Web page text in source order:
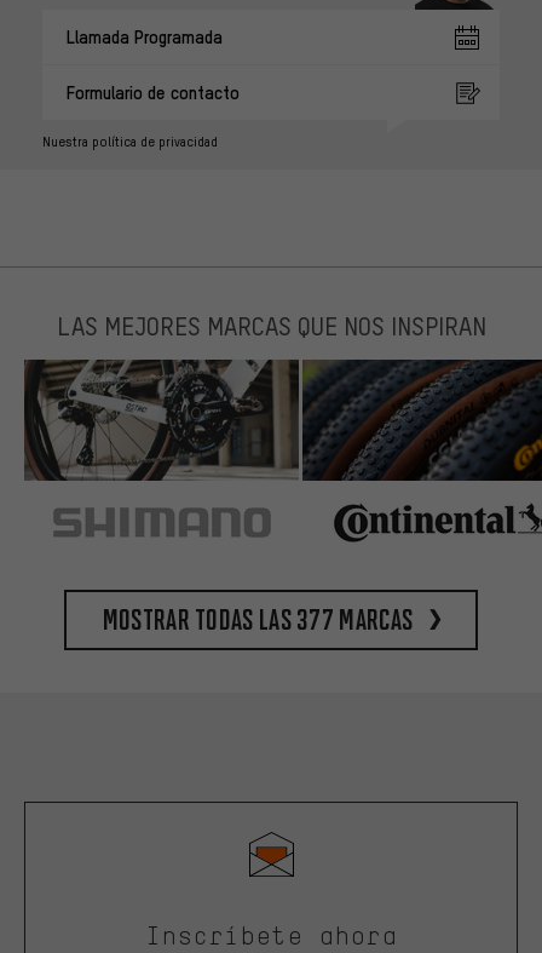
Llamada Programada
Formulario de contacto
Nuestra política de privacidad
LAS MEJORES MARCAS QUE NOS INSPIRAN
Mostrar todas las 377 marcas
Inscríbete ahora